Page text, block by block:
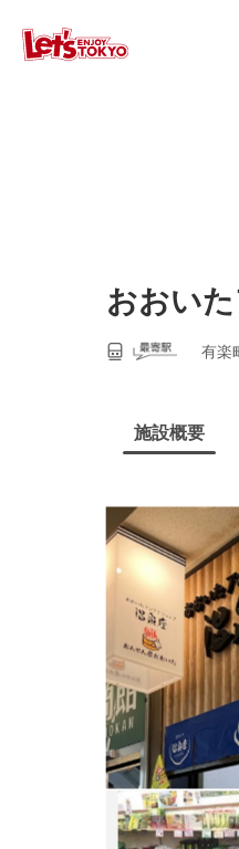
おおい
有楽
施設概要